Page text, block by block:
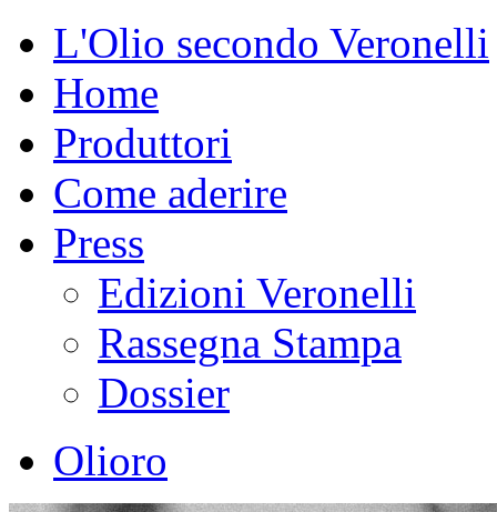
L'Olio secondo Veronelli
Home
Produttori
Come aderire
Press
Edizioni Veronelli
Rassegna Stampa
Dossier
Olioro